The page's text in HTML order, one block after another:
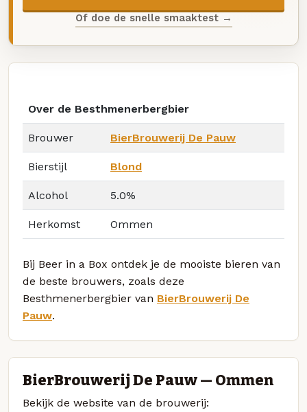
Of doe de snelle smaaktest →
Over de Besthmenerbergbier
Brouwer BierBrouwerij De Pauw
Bierstijl Blond
Alcohol 5.0%
Herkomst Ommen
Bij Beer in a Box ontdek je de mooiste bieren van
de beste brouwers, zoals deze
Besthmenerbergbier van BierBrouwerij De
Pauw.
BierBrouwerij De Pauw — Ommen
Bekijk de website van de brouwerij: